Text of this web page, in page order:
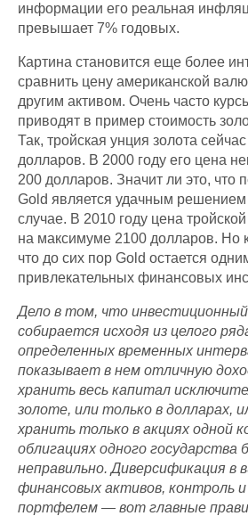
информации его реальная
превышает 7% годовых.
Картина становится еще более
сравнить цену американской
другим активом. Очень часто
приводят в пример стоимость
Так, тройская унция золота
долларов. В 2000 году его цена
200 долларов. Значит ли это, что
Gold является удачным
случае. В 2010 году цена
на максимуме 2100 долларов. Но
что до сих пор Gold остается
привлекательных финансовых
Дело в том, что
собирается исходя из целого
определенных временных
показывает в нем отличную
хранить весь капитал
золоте, или только в долларах,
хранить только в акциях одной
облигациях одного государства
неправильно. Диверсификация в
финансовых активов, контроль и
портфелем — вот главные